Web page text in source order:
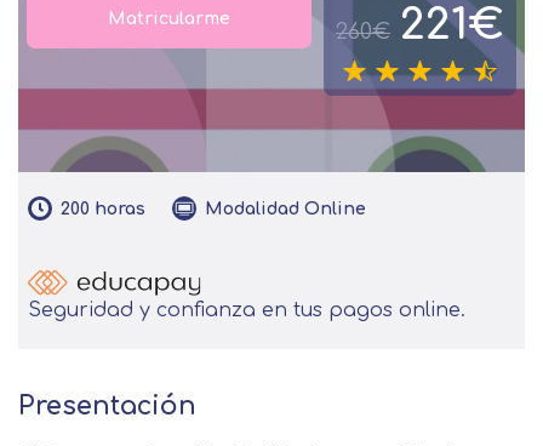
260€ 221€
Matricularme
200 horas Modalidad Online
Seguridad y confianza en tus pagos online.
Presentación